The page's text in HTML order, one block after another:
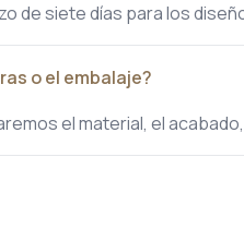
de siete días para los
o el embalaje?
el material, el